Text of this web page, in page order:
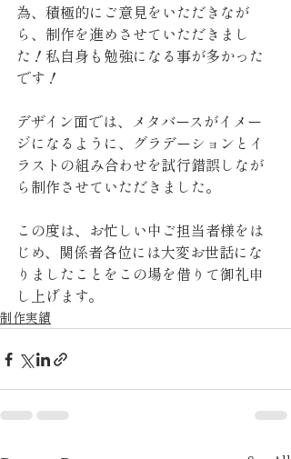
為、積極的にご意見をいただきなが
ら、制作を進めさせていただきまし
た！私自身も勉強になる事が多かった
です！
デザイン面では、メタバースがイメー
ジになるように、グラデーションとイ
ラストの組み合わせを試行錯誤しなが
ら制作させていただきました。
この度は、お忙しい中ご担当者様をは
じめ、関係者各位には大変お世話にな
りましたことをこの場を借りて御礼申
し上げます。
制作実績